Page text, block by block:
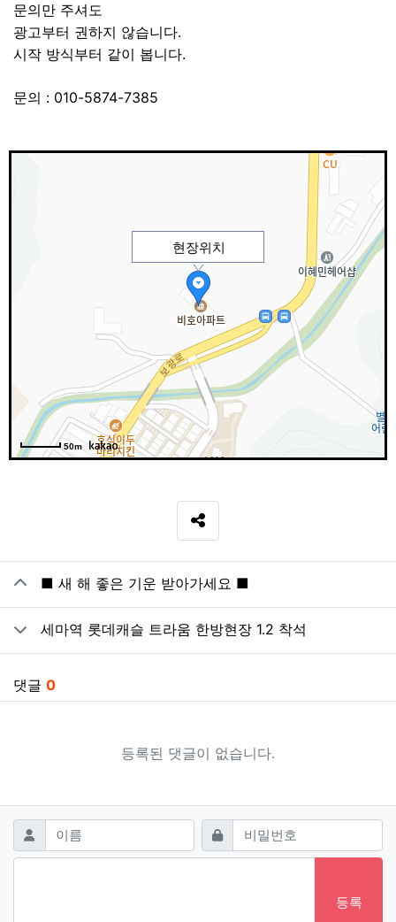
문의만 주셔도
광고부터 권하지 않습니다.
시작 방식부터 같이 봅니다.
문의 : 010-5874-7385
현장위치
50m
SNS 공유
관련자료
■ 새 해 좋은 기운 받아가세요 ■
세마역 롯데캐슬 트라움 한방현장 1.2 착석
댓글 0
등록된 댓글이 없습니다.
댓글쓰기
이름 필수 비밀번호필수
등록